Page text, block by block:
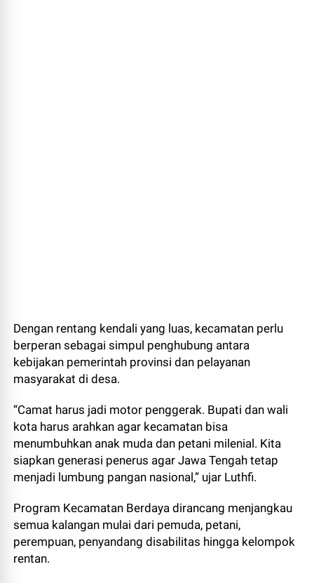
Dengan rentang kendali yang luas, kecamatan perlu
berperan sebagai simpul penghubung antara
kebijakan pemerintah provinsi dan pelayanan
masyarakat di desa.
“Camat harus jadi motor penggerak. Bupati dan wali
kota harus arahkan agar kecamatan bisa
menumbuhkan anak muda dan petani milenial. Kita
siapkan generasi penerus agar Jawa Tengah tetap
menjadi lumbung pangan nasional,” ujar Luthfi.
Program Kecamatan Berdaya dirancang menjangkau
semua kalangan mulai dari pemuda, petani,
perempuan, penyandang disabilitas hingga kelompok
rentan.